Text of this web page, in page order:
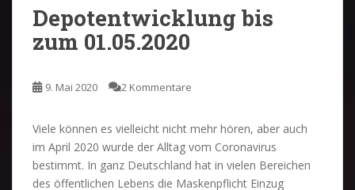
Depotentwicklung bis
zum 01.05.2020
9. Mai 2020 2 Kommentare
Viele können es vielleicht nicht mehr hören, aber auch
im April 2020 wurde der Alltag vom Coronavirus
bestimmt. In ganz Deutschland hat in vielen Bereichen
des öffentlichen Lebens die Maskenpflicht Einzug